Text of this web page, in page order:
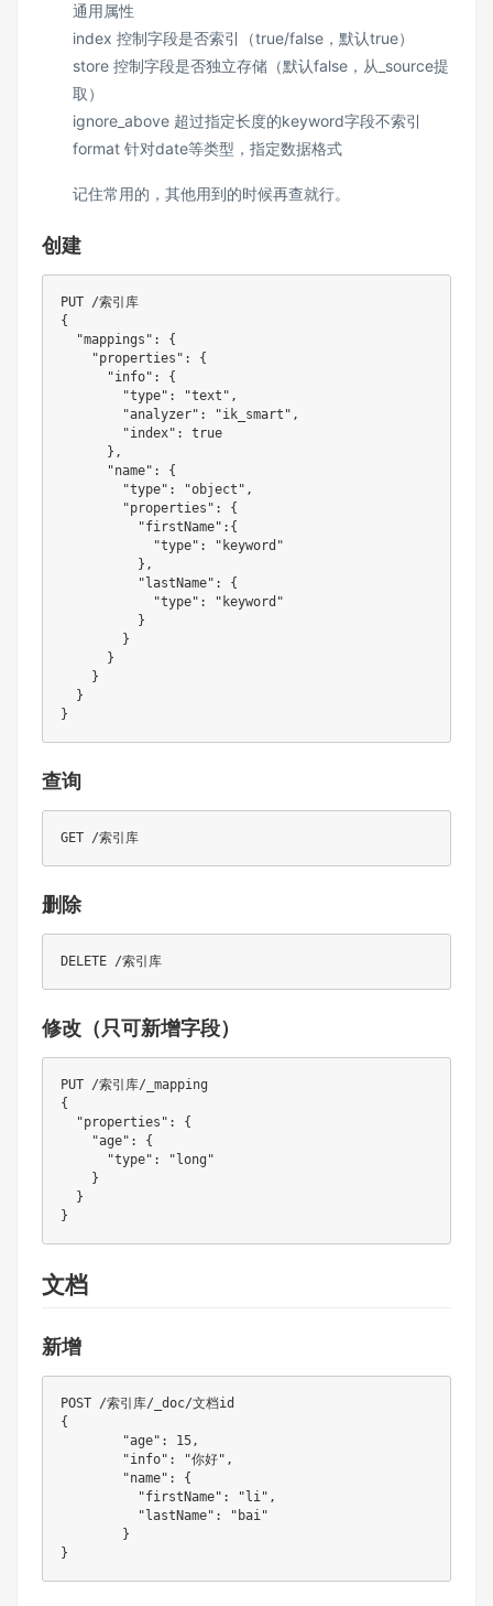
通用属性
index 控制字段是否索引（true/false，默认true）
store 控制字段是否独立存储（默认false，从_source提
取）
ignore_above 超过指定长度的keyword字段不索引
format 针对date等类型，指定数据格式
记住常用的，其他用到的时候再查就行。
创建
PUT /索引库
{
  "mappings": {
    "properties": {
      "info": {
        "type": "text",
        "analyzer": "ik_smart",
        "index": true
      },
      "name": {
        "type": "object",
        "properties": {
          "firstName":{
            "type": "keyword"
          },
          "lastName": {
            "type": "keyword"
          }
        }
      }
    }
  }
查询
删除
修改（只可新增字段）
PUT /索引库/_mapping
{
  "properties": {
    "age": {
      "type": "long"
    }
  }
文档
新增
POST /索引库/_doc/文档id
{